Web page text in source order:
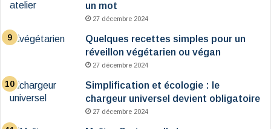
un mot
27 décembre 2024
Quelques recettes simples pour un
réveillon végétarien ou végan
27 décembre 2024
Simplification et écologie : le
chargeur universel devient obligatoire
27 décembre 2024